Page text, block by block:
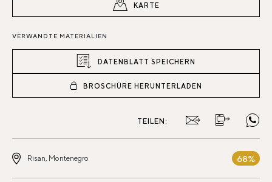
KARTE
VERWANDTE MATERIALIEN
DATENBLATT SPEICHERN
BROSCHÜRE HERUNTERLADEN
TEILEN:
Risan, Montenegro 68%